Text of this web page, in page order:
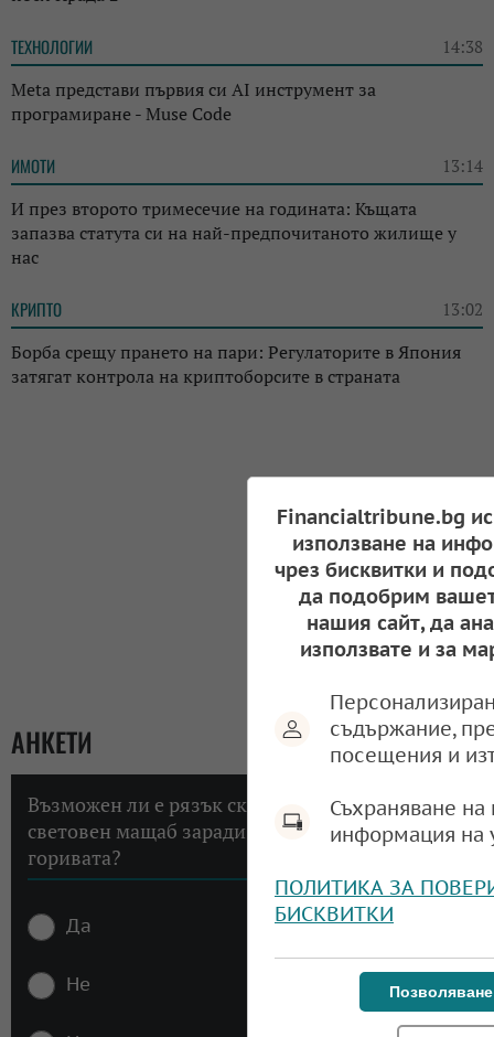
ТЕХНОЛОГИИ 14:38
Meta представи първия си AI инструмент за
програмиране - Muse Code
ИМОТИ 13:14
И през второто тримесечие на годината: Къщата
запазва статута си на най-предпочитаното жилище у
нас
КРИПТО 13:02
Борба срещу прането на пари: Регулаторите в Япония
затягат контрола на криптоборсите в страната
АНКЕТИ
Възможен ли е рязък скок на инфлацията в
световен мащаб заради високите цени на
горивата?
Да
Не
Financialtribune.bg
използване на
чрез бисквитки и
да подобрим
нашия сайт, да
използвате и за
съдържание,
посещения и
Съхраняване
информация на
ПОЛИТИКА ЗА
БИСКВИТКИ